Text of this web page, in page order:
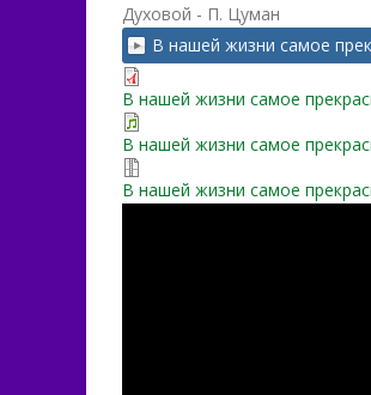
Духовой - П. Цуман
В нашей жизни самое
В нашей жизни самое
В нашей жизни самое
В нашей жизни самое